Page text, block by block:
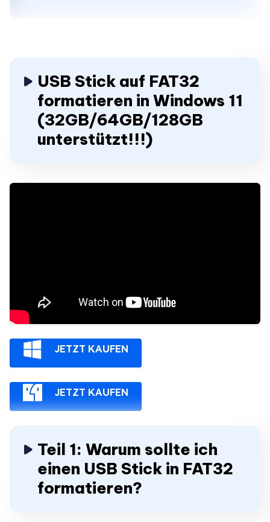
USB Stick auf FAT32
formatieren in Windows 11
(32GB/64GB/128GB
unterstützt!!!)
JETZT KAUFEN
JETZT KAUFEN
Teil 1: Warum sollte ich
einen USB Stick in FAT32
formatieren?